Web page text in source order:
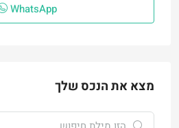
WhatsApp
מצא את הנכס שלך